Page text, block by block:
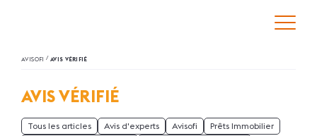
AVISOFI / AVIS VÉRIFIÉ
AVIS VÉRIFIÉ
Tous les articles Avis d'experts Avisofi
Prêts Immobilier